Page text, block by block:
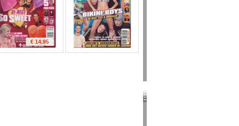
€ 14.95